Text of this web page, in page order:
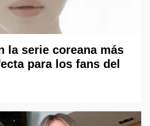
la serie coreana más
para los fans del